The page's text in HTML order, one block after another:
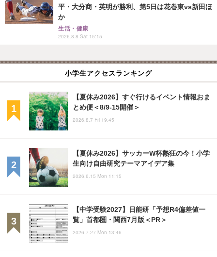
平・大分商・英明が勝利、第5日は花巻東vs新田ほ
か
生活・健康
2026.8.8 Sat 15:15
小学生アクセスランキング
【夏休み2026】すぐ行けるイベント情報おま
とめ便＜8/9-15開催＞
2026.8.7 Fri 19:45
【夏休み2026】サッカーW杯熱狂の今！小学
生向け自由研究テーマアイデア集
2026.6.15 Mon 11:15
【中学受験2027】日能研「予想R4偏差値一
覧」首都圏・関西7月版＜PR＞
2026.7.27 Mon 13:46